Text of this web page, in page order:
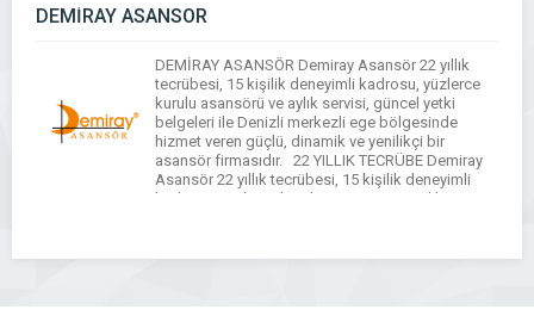
DEMİRAY ASANSÖR
DEMİRAY ASANSÖR Demiray Asansör 22 yıllık
tecrübesi, 15 kişilik deneyimli kadrosu, yüzlerce
kurulu asansörü ve aylık servisi, güncel yetki
belgeleri ile Denizli merkezli ege bölgesinde
hizmet veren güçlü, dinamik ve yenilikçi bir
asansör firmasıdır. 22 YILLIK TECRÜBE Demiray
Asansör 22 yıllık tecrübesi, 15 kişilik deneyimli
kadrosu, yüzlerce kurulu asansörü ve aylık servisi,